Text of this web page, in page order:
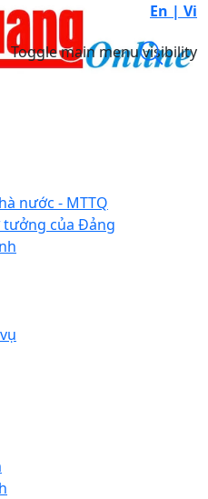
En | Vi
Toggle main menu visibility
nước - MTTQ
tưởng của Đảng